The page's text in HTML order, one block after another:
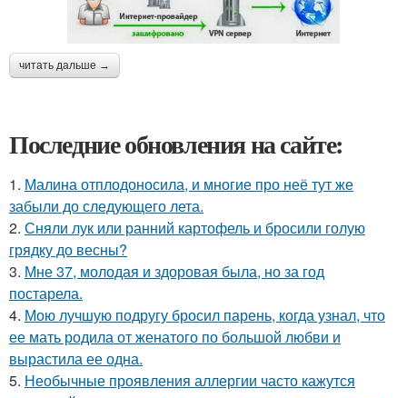
читать дальше →
Последние обновления на сайте:
1. Малина отплодоносила, и многие про неё тут же
забыли до следующего лета.
2. Сняли лук или ранний картофель и бросили голую
грядку до весны?
3. Мне 37, молодая и здоровая была, но за год
постарела.
4. Мою лучшую подругу бросил парень, когда узнал, что
ее мать родила от женатого по большой любви и
вырастила ее одна.
5. Необычные проявления аллергии часто кажутся